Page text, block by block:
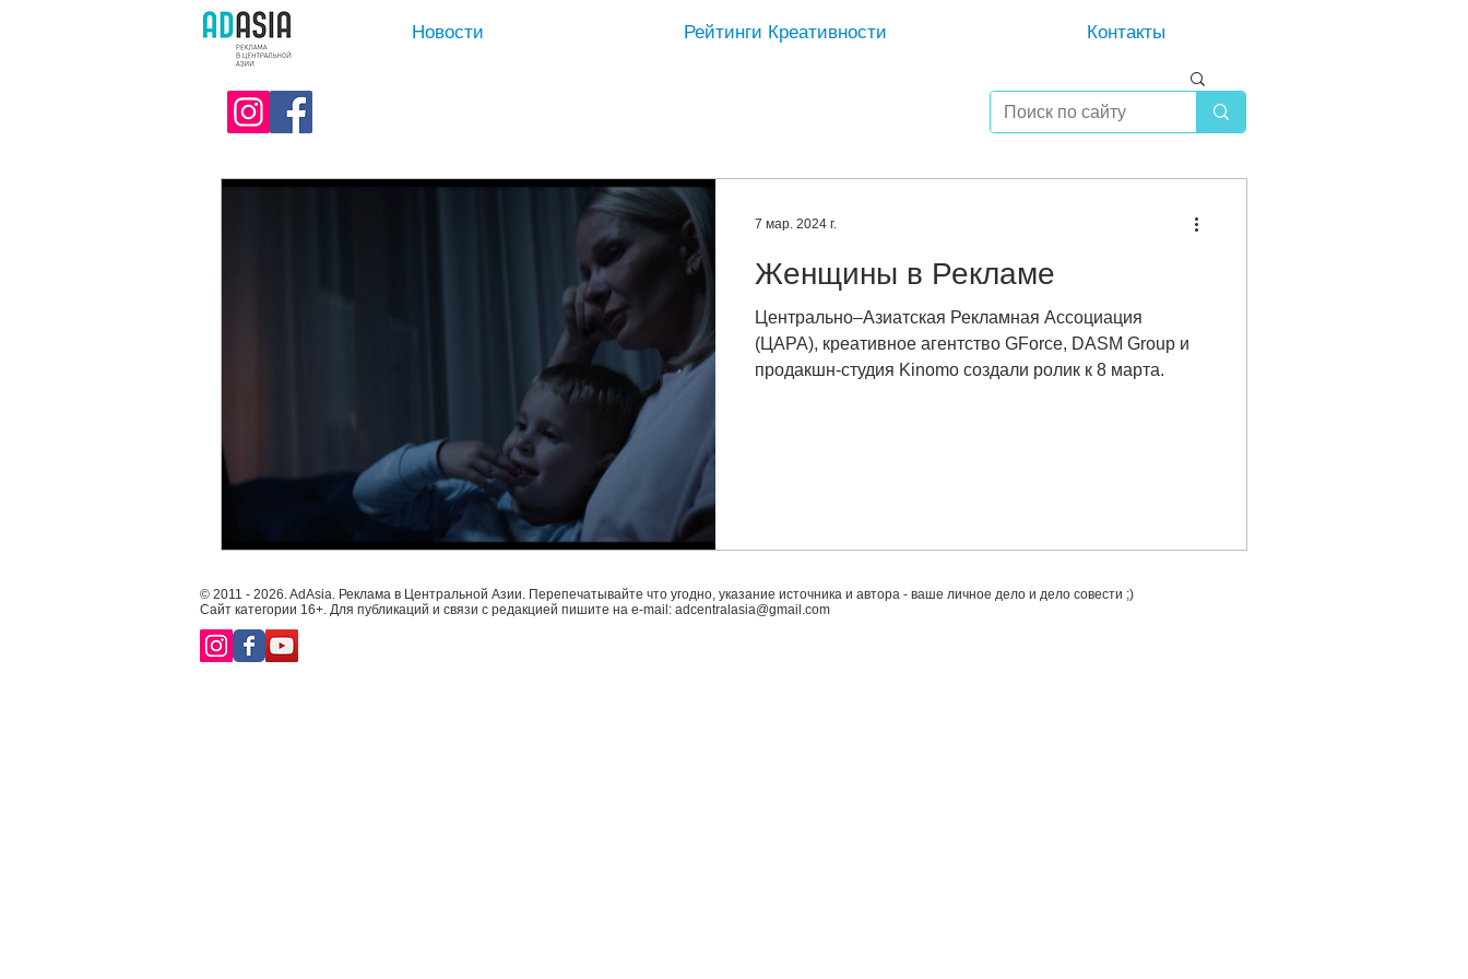
Новости Рейтинги Креативности Контакты
Женщины в Рекламе
Центрально–Азиатская Рекламная Ассоциация
(ЦАРА), креативное агентство GForce, DASM Group и
продакшн-студия Kinomo создали ролик к 8 марта.
7 мар. 2024 г.
© 2011 - 2026. AdAsia. Реклама в Центральной Азии. Перепечатывайте что угодно, указание источника и автора - ваше личное дело и дело совести ;)
Сайт категории 16+. Для публикаций и связи с редакцией пишите на e-mail: adcentralasia@gmail.com